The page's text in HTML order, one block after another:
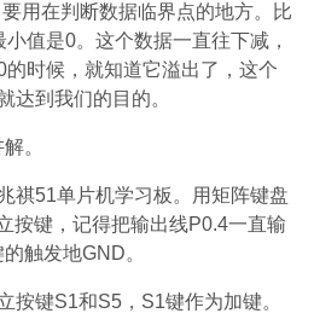
用在判断数据临界点的地方。比
值是0。这个数据一直往下减，
时候，就知道它溢出了，这个
达到我们的目的。
。
祺51单片机学习板。用矩阵键盘
按键，记得把输出线P0.4一直输
触发地GND。
按键S1和S5，S1键作为加键。